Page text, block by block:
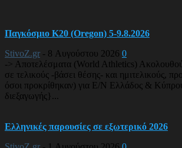
Παγκόσμιο Κ20 (Oregon) 5-9.8.2026
StivoZ.gr - 8 Αυγούστου 2026 0
-> Αποτελέσματα (World Athletics)
σε τελικούς -βάσει θέσης- και ημιτελικούς,
όσοι προκρίθηκαν) για Ε/Ν Ελλάδος &
διεξαγωγής}...
Ελληνικές παρουσίες σε εξωτερικό 2026